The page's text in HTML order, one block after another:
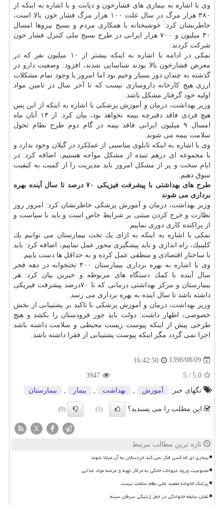
وی با اشاره به بیماری های فشارخون و دیابت و با اشاره به اینكه از
۳۸۰ هزار مرگ در سال علت ۱۰۰ هزار مرگ فشار خون بالا است،
خاطرنشان كرد: خوشبختانه با همكاری مردم و بسیج نیروها امسال
۳۰ میلیون و ۷۰۰ هزار ایرانی در طرح بسیج ملی كنترل فشار خون
شركت كردند.
نمكی در ادامه با اشاره به اینكه بیشتر از ۱۰ میلیون نفر كه در
معرض فشارخون بالا بودند شناسایی شدند، افزود: وضعیتدارو در
گذشته نه چندان دور بسیار وخیم بود اما امروز با وجود تمام مشكلات
ارزی هیچ كارخانه داروسازی نیست كه تا آخر سال در تامین مواد
اولیه خود گرفتار مشكل باشد.
وزیر بهداشت، درمان و آموزش پزشكی با اشاره به اینكه از این پس
هیچ فردی فاقد دفترچه بیمه نخواهد بود، بیان كرد: از ۱۳ آبان ماه
امسال ۹ میلیون ایرانی فاقد بیمه در گام دوم طرح نظام تحول
سلامت بیمه می شوند.
وی با اشاره به اینكه تابلوی مناسبی از عملكرد در گیلان وجود ندارد و
با مجموعه ای درهم تنیده از مشكل مواجه هستیم، اضافه كرد: در
ایام سخت و پر از مشكل امروز باید مدیریت را از كمیت به كیفیت
سوق دهیم.
طرح های بهداشتی با پیشرفت فیزیكی ۷۰ درصد تا سال آینده بهره
برداری می شوند
وزیر بهداشت، درمان و آموزش پزشكی خاطرنشان كرد: امروز روز
نظارت و خرج كردن مبتنی بر شرایط خاص است و باید با سیاست و
از پراكنده كاری دوری نماییم.
نمكی با اشاره به اینكه به ازای یك تخت بیمارستان می توانیم یك
كلینیك، راه اندازی و باید پیشگیری محور عمل نماییم، اضافه كرد: باید
با ساختار اقتصادی و منطقی عمل كرده و به حداقل ها دست یابیم.
وی با اشاره به بهره برداری بیمارستان ۴۰۰ تختخوابه در دهه فجر
سال آینده با كمك دستگاه های مربوطه و خیرین بیان كرد: هر
بیمارستان و مركز بهداشتی درمانی كه تا ۷۰درصد پیشرفت فیزیكی
داشته باشد تا سال اینده به بهره برداری می رسد.
وزیر بهداشت، درمان و آموزش پزشكی با تاكید بر پشتیبانی از بخش
خصوصی، اظهار داشت: دولت باید جور فرودستان را بكشد و هیچ
طرحی پیش از اینكه پیوست زیست محیطی و سلامت داشته باشد
اجرا نمی گردد مگر اینكه پیوست پشتیبانی از فقرا داشته باشد.
1398/08/09
16:42:50
5.0
/
5
3947
تگهای خبر:
آموزش بهداشت بیمار بیمارستان
این مطلب را می پسندید؟ (1)
(0)
X
تازه ترین مطالب مرتبط
بیماری ای که کسی فکر نمی کند خردسالان به آن مبتلا شوند
ممنوعیت ورود حیوانات خانگی به مراکز تهیه و عرضه مواد غذایی
پزشک خانواده مقصد غائی نظام سلامت نیست
نقش سابقه خانوادگی در خطر ژنتیکی سرطان سینه